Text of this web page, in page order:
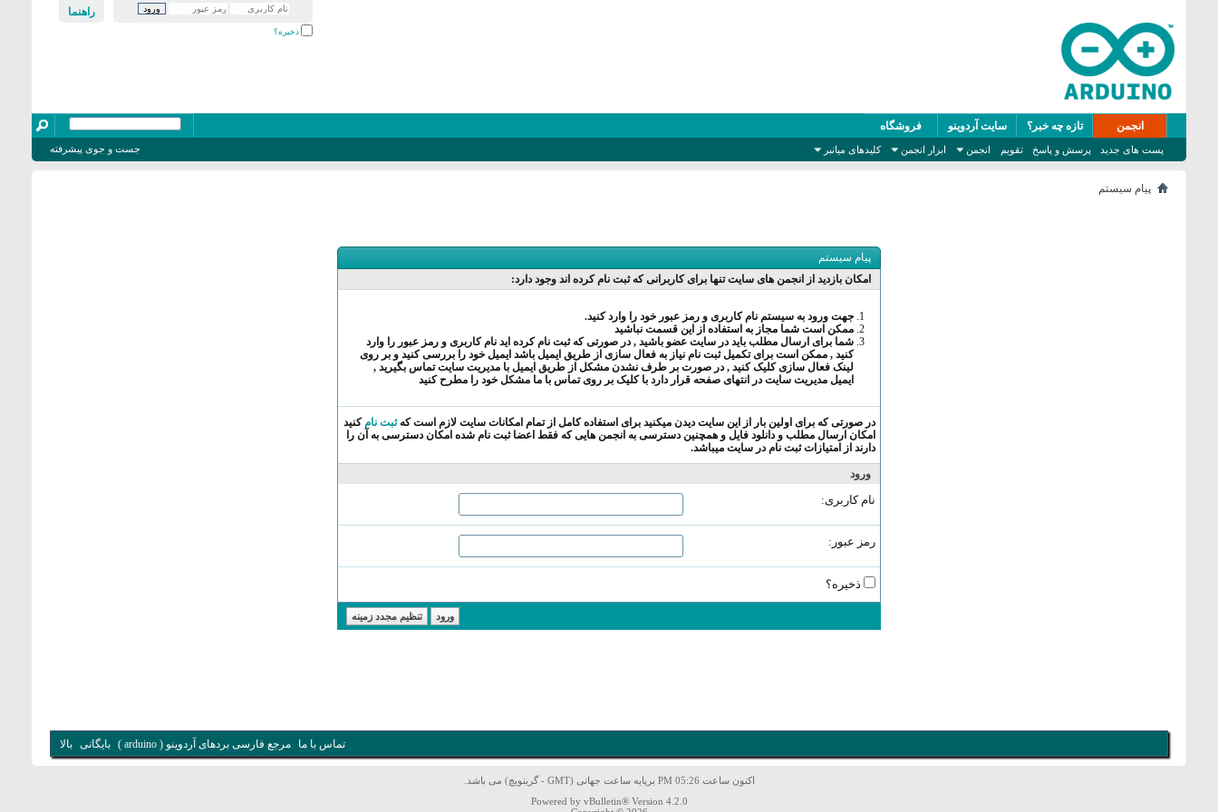
راهنما
ذخیره؟
انجمن
پست های جدید پرسش و پاسخ تقویم انجمن ابزار انجمن کلیدهای میانبر
تازه چه خبر؟ سایت آردوینو فروشگاه
جست و جوی پیشرفته
پیام سیستم
پیام سیستم
امکان بازدید از انجمن های سایت تنها برای کاربرانی که ثبت نام کرده اند وجود دارد:
جهت ورود به سیستم نام کاربری و رمز عبور خود را وارد کنید.
ممکن است شما مجاز به استفاده از این قسمت نباشید
شما برای ارسال مطلب باید در سایت عضو باشید , در صورتی که ثبت نام کرده اید نام کاربری و رمز عبور را وارد
کنید , ممکن است برای تکمیل ثبت نام نیاز به فعال سازی از طریق ایمیل باشد ایمیل خود را بررسی کنید و بر روی
لینک فعال سازی کلیک کنید , در صورت بر طرف نشدن مشکل از طریق ایمیل با مدیریت سایت تماس بگیرید ,
ایمیل مدیریت سایت در انتهای صفحه قرار دارد با کلیک بر روی تماس با ما مشکل خود را مطرح کنید
در صورتی که برای اولین بار از این سایت دیدن میکنید برای استفاده کامل از تمام امکانات سایت لازم است کهثبت نامکنید
امکان ارسال مطلب و دانلود فایل و همچنین دسترسی به انجمن هایی که فقط اعضا ثبت نام شده امکان دسترسی به آن را
دارند از امتیازات ثبت نام در سایت میباشد.
ورود
نام کاربری:
رمز عبور:
ذخیره؟
تماس با ما مرجع فارسی بردهای آردوینو ( arduino ) بایگانی بالا
اکنون ساعت 05:26 PM برپایه ساعت جهانی (GMT - گرینویچ) می باشد.
Powered by vBulletin® Version 4.2.0